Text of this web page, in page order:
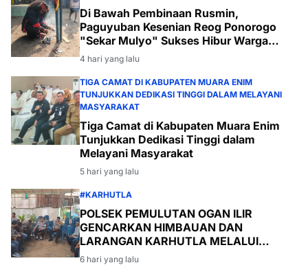
Di Bawah Pembinaan Rusmin,
Paguyuban Kesenian Reog Ponorogo
"Sekar Mulyo" Sukses Hibur Warga
Desa Payabakal
4 hari yang lalu
TIGA CAMAT DI KABUPATEN MUARA ENIM
TUNJUKKAN DEDIKASI TINGGI DALAM MELAYANI
MASYARAKAT
Tiga Camat di Kabupaten Muara Enim
Tunjukkan Dedikasi Tinggi dalam
Melayani Masyarakat
5 hari yang lalu
#KARHUTLA
POLSEK PEMULUTAN OGAN ILIR
GENCARKAN HIMBAUAN DAN
LARANGAN KARHUTLA MELALUI
PROGRAM TSKD (TOURING SAMBANG
KE DESA-DESA
6 hari yang lalu